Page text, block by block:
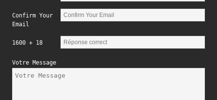
Confirm Your
Email
1600 + 18
Votre Message